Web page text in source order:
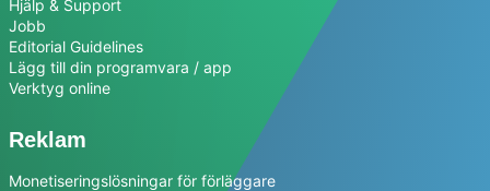
Hjälp & Support
Jobb
Editorial Guidelines
Lägg till din programvara / app
Verktyg online
Reklam
Monetiseringslösningar för förläggare